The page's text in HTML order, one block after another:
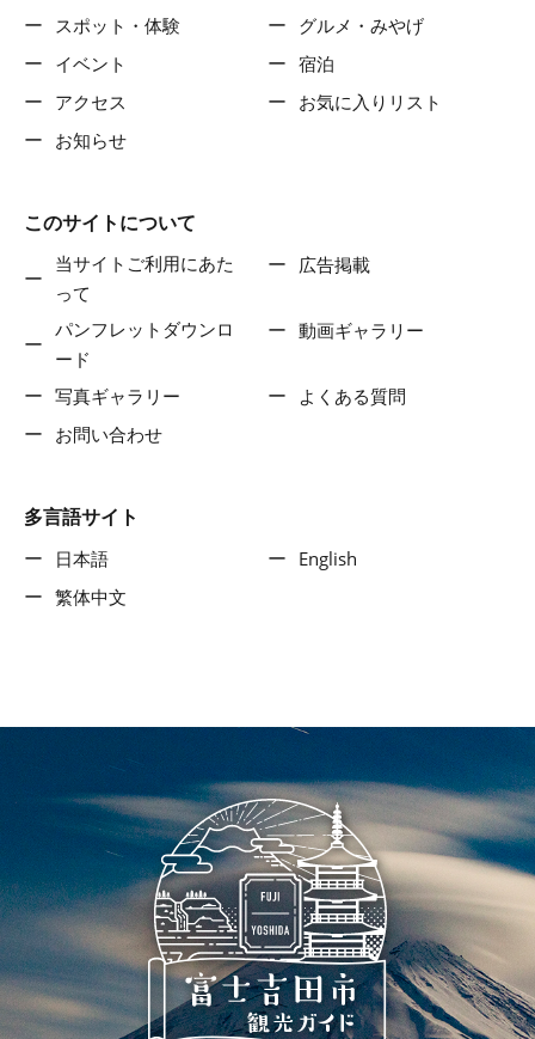
スポット・体験
グルメ・みやげ
イベント
宿泊
アクセス
お気に入りリスト
お知らせ
このサイトについて
当サイトご利用にあた
って
広告掲載
パンフレットダウンロ
ード
動画ギャラリー
写真ギャラリー
よくある質問
お問い合わせ
多言語サイト
日本語
English
繁体中文